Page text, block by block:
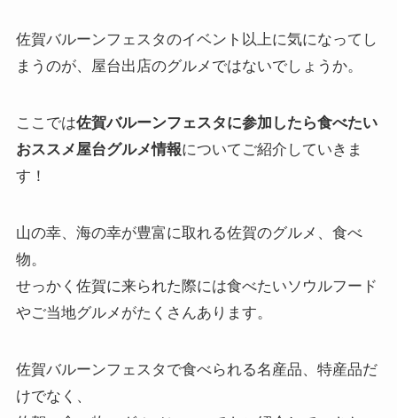
佐賀バルーンフェスタのイベント以上に気になってし
まうのが、屋台出店のグルメではないでしょうか。
ここでは佐賀バルーンフェスタに参加したら食べたい
おススメ屋台グルメ情報についてご紹介していきま
す！
山の幸、海の幸が豊富に取れる佐賀のグルメ、食べ
物。
せっかく佐賀に来られた際には食べたいソウルフード
やご当地グルメがたくさんあります。
佐賀バルーンフェスタで食べられる名産品、特産品だ
けでなく、